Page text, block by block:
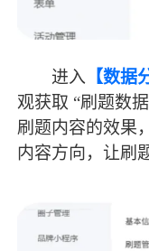
进入 【数据
观获取 “刷题数
刷题内容的效果
内容方向，让刷